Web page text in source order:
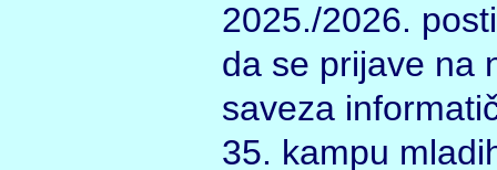
2025./2026.
da se prijave na
saveza
35. kampu